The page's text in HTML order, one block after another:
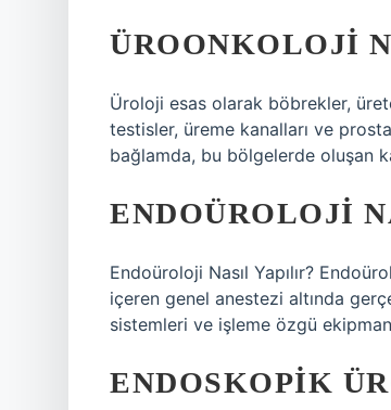
ÜROONKOLOJI
Üroloji esas olarak böbrekler,
testisler, üreme kanalları ve
bağlamda, bu bölgelerde oluşan
ENDOÜROLOJI
Endoüroloji Nasıl Yapılır?
içeren genel anestezi altında
sistemleri ve işleme özgü
ENDOSKOPIK